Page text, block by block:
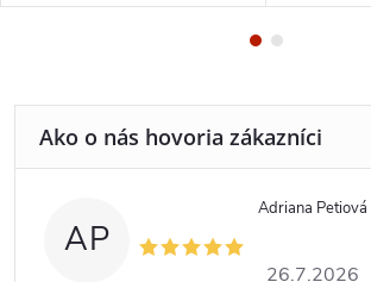
AP
Adriana Petiová
26.7.2026